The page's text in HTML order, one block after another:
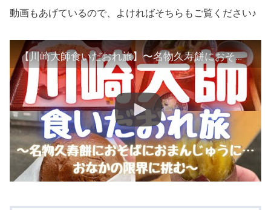
動画もあげているので、よければそちらもご覧ください♪
【川崎大師食いだおれ旅】〜名物久寿餅におそばにおまんじゅうに…おなかの限界に挑む〜